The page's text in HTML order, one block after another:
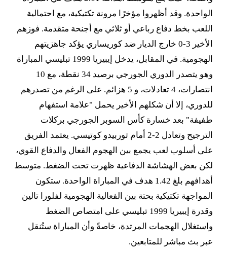
الواحدة. وقد أظهروا مؤخرًا مرونة تكتيكية، مع احتمالية
اللعب بخط دفاع رباعي أو ثلاثي مع أجنحة متقدمة. فوزهم
الأخير 3-0 خارج الديار ضد كوريساري يؤكد جاهزيتهم
الهجومية. في المقابل، يدخل إيبيريا 1999 تبليسي المباراة
وهو يتصدر الدوري الجورجي برصيد 34 نقطة، مع 10
انتصارات، 4 تعادلات، و 5 هزائم. على الرغم من تصدرهم
للدوري، إلا أن شكلهم الأخير يحمل "علامة استفهام
طفيفة" بعد خسارة كأس السوبر الجورجي بركلات
الترجيح وتعادل 2-2 أمام توربيدو كوتيسي. يعتمد الفريق
على أسلوب لعب يجمع بين الهجوم الفعال والدفاع القوي،
لكن بعض الهشاشة الدفاعية ظهرت تحت الضغط. متوسط
أهدافهم بلغ 1.42 هدف في المباراة الواحدة. ستكون
المواجهة تكتيكية بحتة بين الفعالية الهجومية لفلورا تالين
وقدرة إيبيريا 1999 تبليسي على امتصاص الضغط
واستغلال الهجمات المرتدة، خاصةً وأن المباراة ستُنقل
عبر بث مباشر للمتابعين.